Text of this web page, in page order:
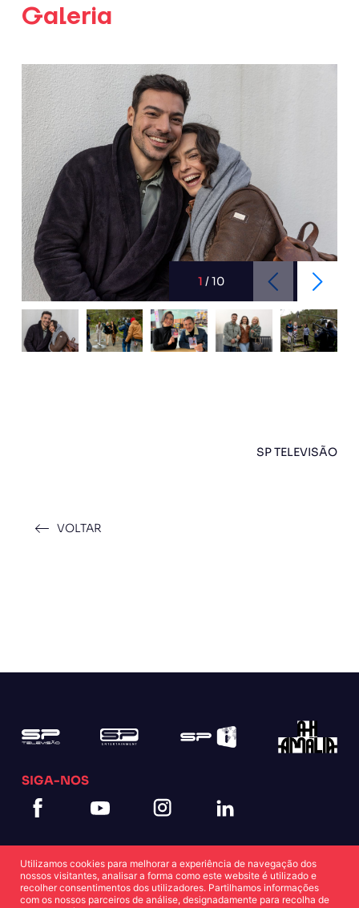
Galeria
1 /10
SP TELEVISÃO
VOLTAR
SIGA-NOS
Utilizamos cookies para melhorar a experiência de navegação dos
nossos visitantes, analisar a forma como este website é utilizado e
recolher consentimentos dos utilizadores. Partilhamos informações
com os nossos parceiros de análise, designadamente para recolha de